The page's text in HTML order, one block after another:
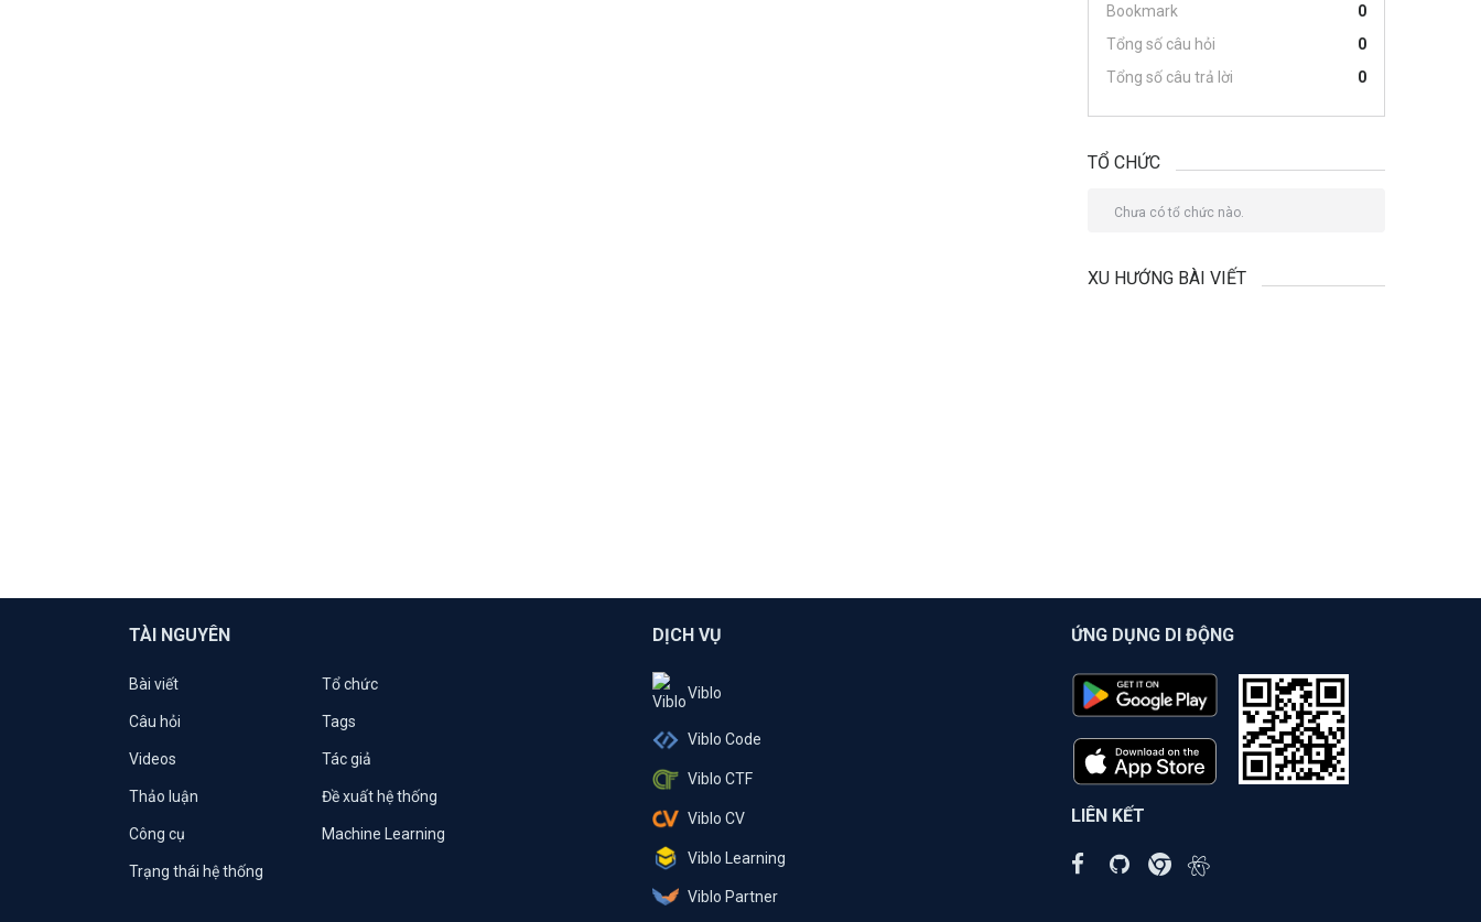
Bookmark
0
Tổng số câu hỏi
0
Tổng số câu trả lời
0
TỔ CHỨC
Chưa có tổ chức nào.
XU HƯỚNG BÀI VIẾT
TÀI NGUYÊN
Bài viết Tổ chức
Câu hỏi Tags
Videos Tác giả
Thảo luận Đề xuất hệ thống
Công cụ Machine Learning
Trạng thái hệ thống
DỊCH VỤ
Viblo
Viblo Code
Viblo CTF
Viblo CV
Viblo Learning
Viblo Partner
ỨNG DỤNG DI ĐỘNG
LIÊN KẾT